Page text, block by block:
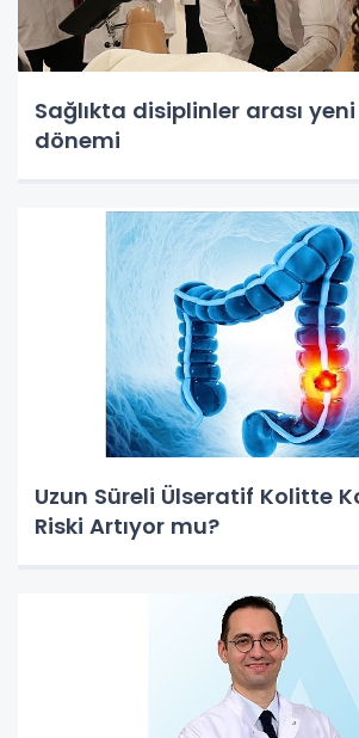
Sağlıkta disiplinler arası
dönemi
Uzun Süreli Ülseratif Kolitte
Riski Artıyor mu?